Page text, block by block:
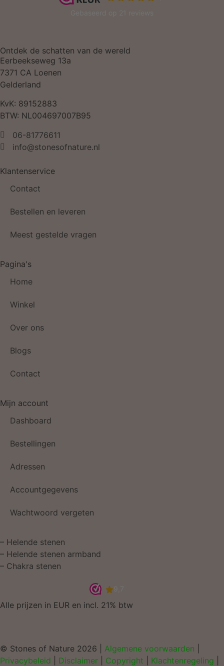
Ontdek de schatten van de wereld
Eerbeekseweg 13a
7371 CA Loenen
Gelderland
KvK: 89152883
BTW: NL004697007B95
06-81776611
info@stonesofnature.nl
Klantenservice
Contact
Bestellen en leveren
Meest gestelde vragen
Pagina's
Home
Winkel
Over ons
Blogs
Contact
Mijn account
Dashboard
Bestellingen
Adressen
Accountgegevens
Wachtwoord vergeten
– Helende stenen
– Helende stenen armband
– Chakra stenen
Alle prijzen in EUR en incl. 21% btw
© Stones of Nature 2026 | Algemene voorwaarden
Privacybeleid
Disclaimer Copyright Klachtenregeling